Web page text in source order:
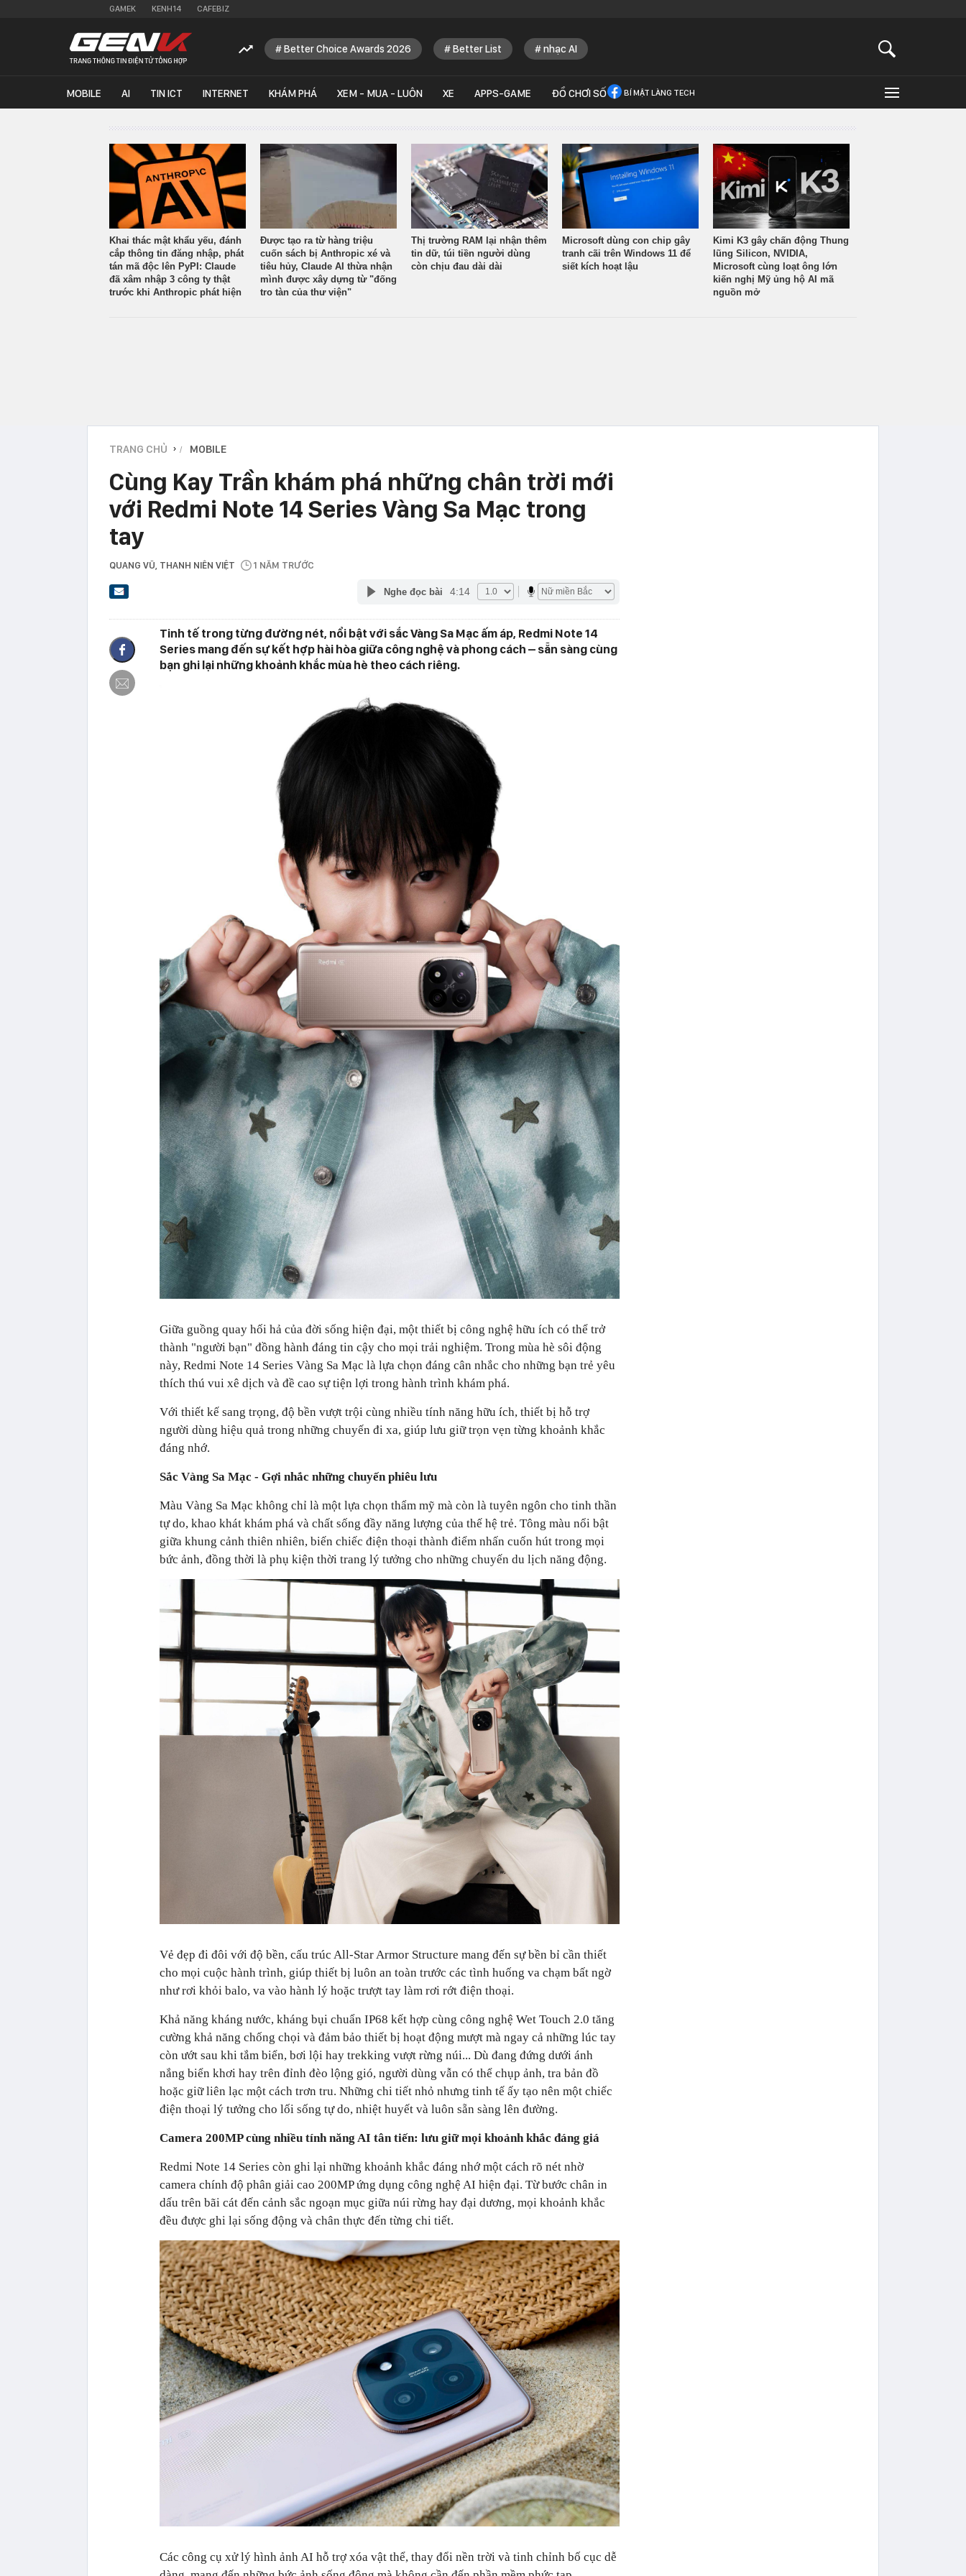
GAMEK KENH14 CAFEBIZ
Better Choice Awards 2026 Better List nhạc AI
MOBILE AI TIN ICT INTERNET KHÁM PHÁ XEM - MUA - LUÔN XE APPS-GAME ĐỒ CHƠI SỐ BÍ MẬT LÀNG TECH
Khai thác mật khẩu yếu, đánh
cắp thông tin đăng nhập, phát
tán mã độc lên PyPI: Claude
đã xâm nhập 3 công ty thật
trước khi Anthropic phát hiện
Được tạo ra từ hàng triệu
cuốn sách bị Anthropic xé và
tiêu hủy, Claude AI thừa nhận
mình được xây dựng từ "đống
tro tàn của thư viện"
Thị trường RAM lại nhận thêm
tin dữ, túi tiền người dùng
còn chịu đau dài dài
Microsoft dùng con chip gây
tranh cãi trên Windows 11 để
siết kích hoạt lậu
Kimi K3 gây chấn động Thung
lũng Silicon, NVIDIA,
Microsoft cùng loạt ông lớn
kiến nghị Mỹ ủng hộ AI mã
nguồn mở
TRANG CHỦ › MOBILE
Cùng Kay Trần khám phá những chân trời mới
với Redmi Note 14 Series Vàng Sa Mạc trong
tay
QUANG VŨ , THANH NIÊN VIỆT 1 NĂM TRƯỚC
Nghe đọc bài 4:14
Tinh tế trong từng đường nét, nổi bật với sắc Vàng Sa Mạc ấm áp, Redmi Note 14
Series mang đến sự kết hợp hài hòa giữa công nghệ và phong cách – sẵn sàng cùng
bạn ghi lại những khoảnh khắc mùa hè theo cách riêng.
Giữa guồng quay hối hả của đời sống hiện đại, một thiết bị công nghệ hữu ích có thể trở
thành "người bạn" đồng hành đáng tin cậy cho mọi trải nghiệm. Trong mùa hè sôi động
này, Redmi Note 14 Series Vàng Sa Mạc là lựa chọn đáng cân nhắc cho những bạn trẻ yêu
thích thú vui xê dịch và đề cao sự tiện lợi trong hành trình khám phá.
Với thiết kế sang trọng, độ bền vượt trội cùng nhiều tính năng hữu ích, thiết bị hỗ trợ
người dùng hiệu quả trong những chuyến đi xa, giúp lưu giữ trọn vẹn từng khoảnh khắc
đáng nhớ.
Sắc Vàng Sa Mạc - Gợi nhắc những chuyến phiêu lưu
Màu Vàng Sa Mạc không chỉ là một lựa chọn thẩm mỹ mà còn là tuyên ngôn cho tinh thần
tự do, khao khát khám phá và chất sống đầy năng lượng của thế hệ trẻ. Tông màu nổi bật
giữa khung cảnh thiên nhiên, biến chiếc điện thoại thành điểm nhấn cuốn hút trong mọi
bức ảnh, đồng thời là phụ kiện thời trang lý tưởng cho những chuyến du lịch năng động.
Vẻ đẹp đi đôi với độ bền, cấu trúc All-Star Armor Structure mang đến sự bền bỉ cần thiết
cho mọi cuộc hành trình, giúp thiết bị luôn an toàn trước các tình huống va chạm bất ngờ
như rơi khỏi balo, va vào hành lý hoặc trượt tay làm rơi rớt điện thoại.
Khả năng kháng nước, kháng bụi chuẩn IP68 kết hợp cùng công nghệ Wet Touch 2.0 tăng
cường khả năng chống chọi và đảm bảo thiết bị hoạt động mượt mà ngay cả những lúc tay
còn ướt sau khi tắm biển, bơi lội hay trekking vượt rừng núi... Dù đang đứng dưới ánh
nắng biển khơi hay trên đỉnh đèo lộng gió, người dùng vẫn có thể chụp ảnh, tra bản đồ
hoặc giữ liên lạc một cách trơn tru. Những chi tiết nhỏ nhưng tinh tế ấy tạo nên một chiếc
điện thoại lý tưởng cho lối sống tự do, nhiệt huyết và luôn sẵn sàng lên đường.
Camera 200MP cùng nhiều tính năng AI tân tiến: lưu giữ mọi khoảnh khắc đáng giá
Redmi Note 14 Series còn ghi lại những khoảnh khắc đáng nhớ một cách rõ nét nhờ
camera chính độ phân giải cao 200MP ứng dụng công nghệ AI hiện đại. Từ bước chân in
dấu trên bãi cát đến cảnh sắc ngoạn mục giữa núi rừng hay đại dương, mọi khoảnh khắc
đều được ghi lại sống động và chân thực đến từng chi tiết.
Các công cụ xử lý hình ảnh AI hỗ trợ xóa vật thể, thay đổi nền trời và tinh chỉnh bố cục dễ